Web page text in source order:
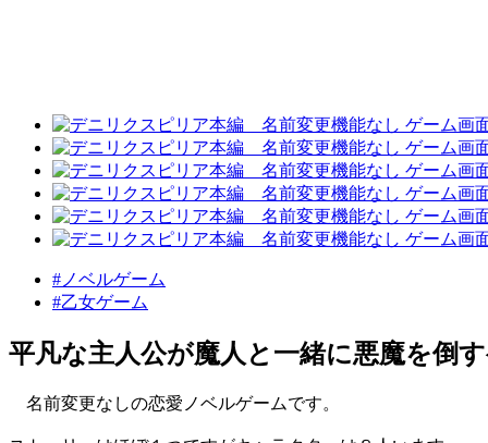
#ノベルゲーム
#乙女ゲーム
平凡な主人公が魔人と一緒に悪魔を倒
名前変更なしの恋愛ノベルゲームです。